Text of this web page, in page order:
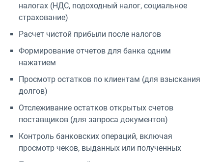
налогах (НДС, подоходный налог, социальное
страхование)
Расчет чистой прибыли после налогов
Формирование отчетов для банка одним
нажатием
Просмотр остатков по клиентам (для взыскания
долгов)
Отслеживание остатков открытых счетов
поставщиков (для запроса документов)
Контроль банковских операций, включая
просмотр чеков, выданных или полученных